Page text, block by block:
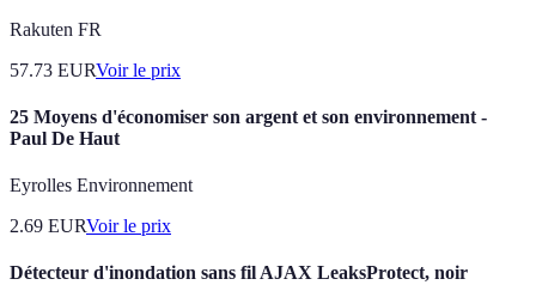
Rakuten FR
57.73 EURVoir le prix
25 Moyens d'économiser son argent et son environnement -
Paul De Haut
Eyrolles Environnement
2.69 EURVoir le prix
Détecteur d'inondation sans fil AJAX LeaksProtect, noir